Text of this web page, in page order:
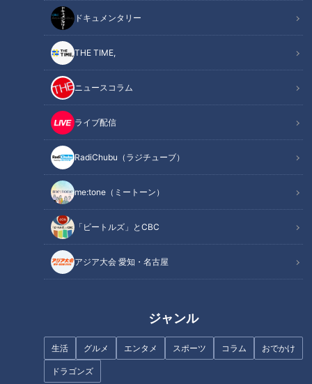
ドキュメンタリー
THE TIME,
ニュースコラム
ライブ配信
RadiChubu（ラジチューブ）
me:tone（ミートーン）
「ビートルズ」とCBC
アジア大会 愛知・名古屋
ジャンル
生活 グルメ エンタメ スポーツ コラム おでかけ
ドラゴンズ
病気と闘い、向き合いながら…大学に通う姿は、濵口さん一家
の“道しるべ”です。
今の悩みや過去に苦労したことなど、華那さんと母親の真理子
さんに聞きました。
魚鱗癬は皮膚が乾燥して、うろこ状になり、剥がれ落ちる病気
で、中でも道化師様魚鱗癬は症状が最も重く、国内では、30
万人に1人と言われている難病です。
この配信は、道化師様魚鱗癬（どうけしようぎょりんせん）と
闘う４歳の男の子・賀久くんを追った定期配信型ドキュメンタ
リーです。
撮影：ＣＢＣ福嶋カメラマン 2021年11月
この記事を見たあなたへのおすすめ